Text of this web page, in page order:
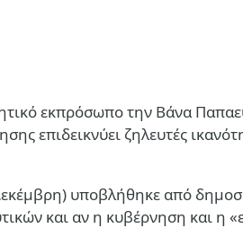
εκπρόσωπο την Βάνα
επιδεικνύει ζηλευτές
υποβλήθηκε από
και αν η κυβέρνηση και